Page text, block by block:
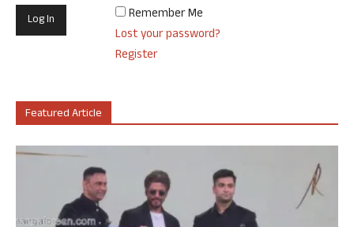
Remember Me
Lost your password?
Register
Featured Article